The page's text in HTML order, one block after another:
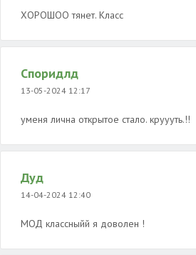
ХОРОШОО тянет. Класс
Споридлд
13-05-2024 12:17
уменя лична открытое стало. круууть.!!
Дуд
14-04-2024 12:40
МОД классныйй я доволен !